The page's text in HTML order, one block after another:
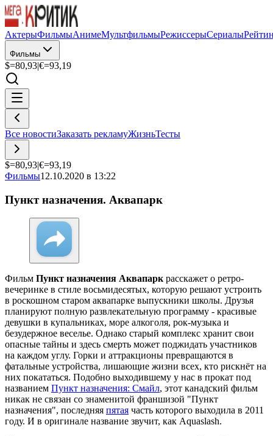
АктерыФильмыАнимеМультфильмыРежиссерыСериалы
Фильмы
$=80,93|€=93,19
Все новостиЗаказать рекламуЖизньТесты
$=80,93|€=93,19
Фильмы12.10.2020 в 13:22
Пункт назначения. Аквапарк
Фильм Пункт назначения Аквапаркрасскажет о ретро-
вечеринке в стиле восьмидесятых, которую решают устроить
в роскошном старом аквапарке выпускники школы. Друзья
планируют полную развлекательную программу - красивые
девушки в купальниках, море алкоголя, рок-музыка и
безудержное веселье. Однако старый комплекс хранит свои
опасные тайны и здесь смерть может поджидать участников
на каждом углу. Горки и аттракционы превращаются в
фатальные устройства, лишающие жизни всех, кто рискнёт на
них покататься. Подобно выходившему у нас в прокат под
названием Пункт назначения: Смайл, этот канадский фильм
никак не связан со знаменитой франшизой "Пункт
назначения", последняя пятая часть которого выходила в 2011
году. И в оригинале название звучит, как Aquaslash.